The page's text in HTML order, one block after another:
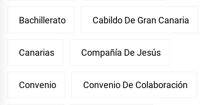
Bachillerato Cabildo De Gran Canaria
Canarias Compañía De Jesús
Convenio Convenio De Colaboración